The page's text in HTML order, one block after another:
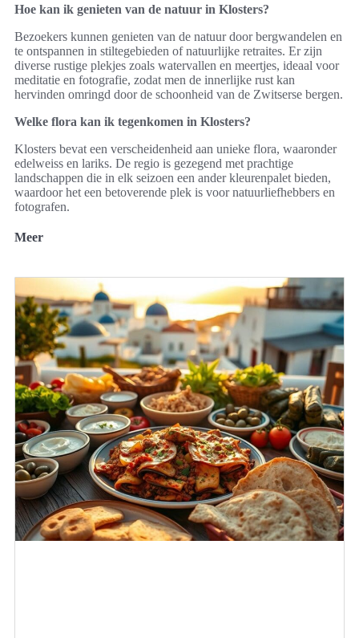
Hoe kan ik genieten van de natuur in Klosters?
Bezoekers kunnen genieten van de natuur door bergwandelen en
te ontspannen in stiltegebieden of natuurlijke retraites. Er zijn
diverse rustige plekjes zoals watervallen en meertjes, ideaal voor
meditatie en fotografie, zodat men de innerlijke rust kan
hervinden omringd door de schoonheid van de Zwitserse bergen.
Welke flora kan ik tegenkomen in Klosters?
Klosters bevat een verscheidenheid aan unieke flora, waaronder
edelweiss en lariks. De regio is gezegend met prachtige
landschappen die in elk seizoen een ander kleurenpalet bieden,
waardoor het een betoverende plek is voor natuurliefhebbers en
fotografen.
Meer